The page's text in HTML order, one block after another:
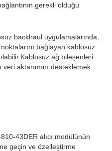
gerekli olduğu
backhaul uygulamalarında,
bağlayan kablosuz
ağ bileşenleri
aktarımını desteklemek.
43DER alıcı modülünün
geçin ve özelleştirme